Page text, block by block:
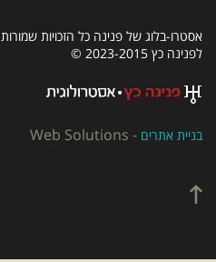
אסטרו-בלוג של פנינה כל הזכויות שמורות
לפנינה כץ 2023-2015 ©
בניית אתרים -
Web Solutions